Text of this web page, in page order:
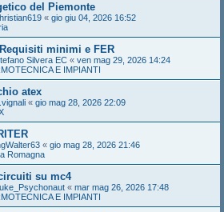
del Piemonte
« gio giu 04, 2026 16:52
minimi e FER
Silvera EC « ven mag 29, 2026 14:24
E IMPIANTI
atex
« gio mag 28, 2026 22:09
« gio mag 28, 2026 21:46
Romagna
su mc4
« mar mag 26, 2026 17:48
E IMPIANTI